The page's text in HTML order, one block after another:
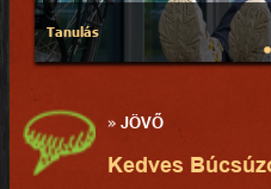
Tanulás
»JÖVŐ
Kedves